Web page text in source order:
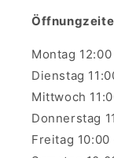
Montag
Dienstag
Mittwoch
Donnerstag
Freitag